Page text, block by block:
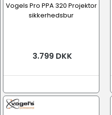
Vogels Pro PPA 320 Projektor
sikkerhedsbur
3.799 DKK